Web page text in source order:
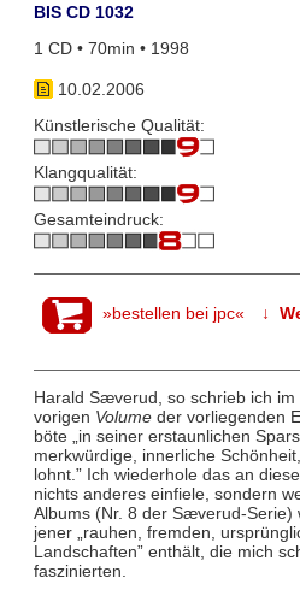
BIS CD 1032
1 CD • 70min • 1998
10.02.2006
Künstlerische Qualität:
Klangqualität:
Gesamteindruck:
»bestellen bei jpc« ↓
Harald Sæverud, so schrieb ich
vorigen Volume der vorliegenden
böte „in seiner erstaunlichen
merkwürdige, innerliche
lohnt.” Ich wiederhole das an
nichts anderes einfiele, sondern
Albums (Nr. 8 der Sæverud-Serie)
jener „rauhen, fremden,
Landschaften” enthält, die mich
faszinierten.